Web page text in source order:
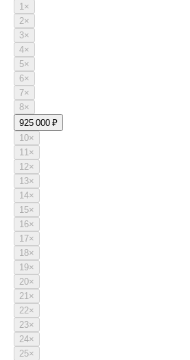
1×
2×
3×
4×
5×
6×
7×
8×
925 000 ₽
10×
11×
12×
13×
14×
15×
16×
17×
18×
19×
20×
21×
22×
23×
24×
25×